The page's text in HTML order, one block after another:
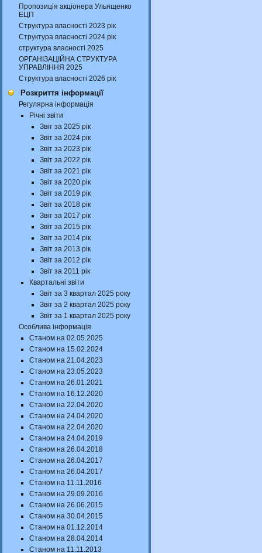
Пропозиція акціонера Ульященко
ЕЦП
Структура власності 2023 рік
Структура власності 2024 рік
структура власності 2025
ОРГАНІЗАЦІЙНА СТРУКТУРА
УПРАВЛІННЯ 2025
Структура власності 2026 рік
Розкриття інформації
Регулярна інформація
Річні звіти
Звіт за 2025 рік
Звіт за 2024 рік
Звіт за 2023 рік
Звіт за 2022 рік
Звіт за 2021 рік
Звіт за 2020 рік
Звіт за 2019 рік
Звіт за 2018 рік
Звіт за 2017 рік
Звіт за 2015 рік
Звіт за 2014 рік
Звіт за 2013 рік
Звіт за 2012 рік
Звіт за 2011 рік
Квартальні звіти
Звіт за 3 квартал 2025 року
Звіт за 2 квартал 2025 року
Звіт за 1 квартал 2025 року
Особлива інформація
Станом на 02.05.2025
Станом на 15.02.2024
Станом на 21.04.2023
Станом на 23.05.2023
Станом на 26.01.2021
Станом на 16.12.2020
Станом на 22.04.2020
Станом на 24.04.2020
Станом на 22.04.2020
Станом на 24.04.2019
Станом на 26.04.2018
Станом на 26.04.2017
Станом на 26.04.2017
Станом на 11.11.2016
Станом на 29.09.2016
Станом на 26.06.2015
Станом на 30.04.2015
Станом на 01.12.2014
Станом на 28.04.2014
Станом на 11.11.2013